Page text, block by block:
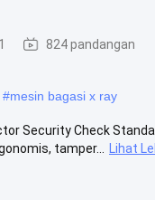
824 pandangan
#mesin bagasi x ray
Security Check
tamper...
Lihat